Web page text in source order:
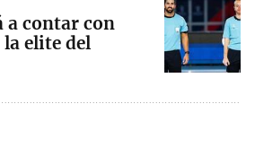
a contar con
elite del